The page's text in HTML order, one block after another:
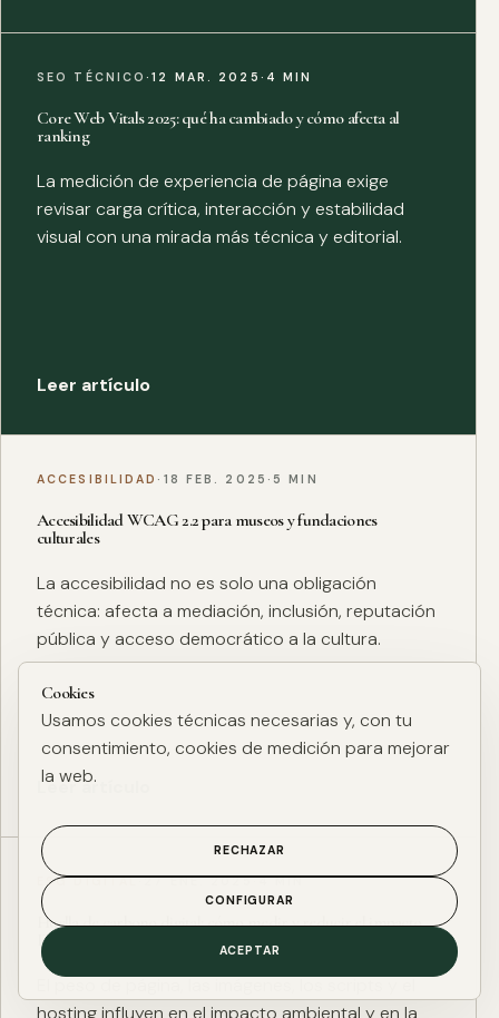
SEO TÉCNICO·12 MAR. 2025 · 4 MIN
Core Web Vitals 2025: qué ha cambiado y cómo afecta al
ranking
La medición de experiencia de página exige
revisar carga crítica, interacción y estabilidad
visual con una mirada más técnica y editorial.
Leer artículo
ACCESIBILIDAD · 18 FEB. 2025 · 5 MIN
Accesibilidad WCAG 2.2 para museos y fundaciones
culturales
La accesibilidad no es solo una obligación
técnica: afecta a mediación, inclusión, reputación
pública y acceso democrático a la cultura.
Leer artículo
ESG DIGITAL·27 ENE. 2025·4 MIN
Huella de carbono digital: cómo medir y reducir el impacto
ESG de una web
El peso de página, las imágenes, los scripts y el
hosting influyen en el impacto ambiental y en la
Cookies
Usamos cookies técnicas necesarias y, con tu
consentimiento, cookies de medición para mejorar
la web.
RECHAZAR
CONFIGURAR
ACEPTAR